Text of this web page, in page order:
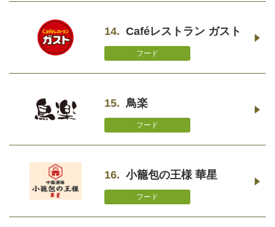
14. Caféレストラン ガスト
フード
15. 鳥楽
フード
16. 小籠包の王様 華星
フード